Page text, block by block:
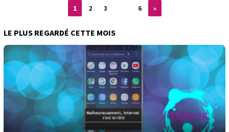
1 2 3 6 »
LE PLUS REGARDÉ CETTE MOIS